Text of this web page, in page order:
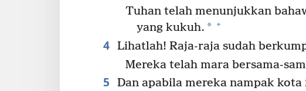
Tuhan telah menunjukkan
yang kukuh. * +
4 Lihatlah! Raja-raja sudah
Mereka telah mara bersama-
5
Dan apabila mereka nampak